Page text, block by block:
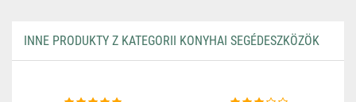
INNE PRODUKTY Z KATEGORII KONYHAI SEGÉDESZKÖZÖK